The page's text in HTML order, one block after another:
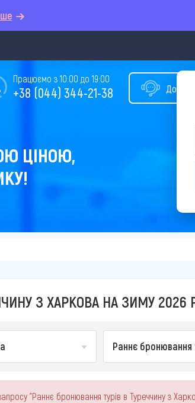
Працюємо з 10:00 до 19:00
+38 (044) 344-21-38
ЦІНОЮ,
З ХАРКОВА НА ЗИМУ 2026
Раннє бронювання
"Раннє бронювання турів в Туреччину з